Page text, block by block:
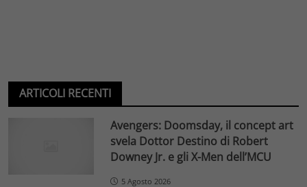
ARTICOLI RECENTI
Avengers: Doomsday, il concept art
svela Dottor Destino di Robert
Downey Jr. e gli X-Men dell’MCU
5 Agosto 2026